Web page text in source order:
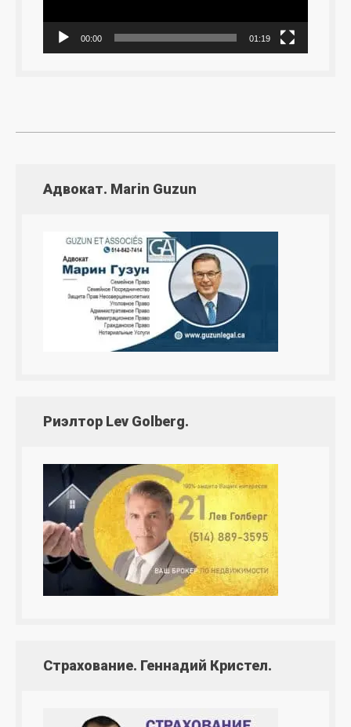
00:00 01:19
Адвокат. Marin Guzun
Риэлтор Lev Golberg.
Страхование. Геннадий Кристел.